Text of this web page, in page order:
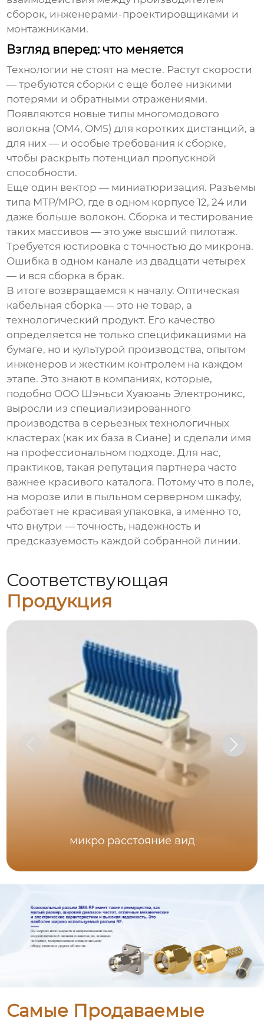
сборок, инженерами-проектировщиками и
монтажниками.
Взгляд вперед: что меняется
Технологии не стоят на месте. Растут скорости
— требуются сборки с еще более низкими
потерями и обратными отражениями.
Появляются новые типы многомодового
волокна (OM4, OM5) для коротких дистанций, а
для них — и особые требования к сборке,
чтобы раскрыть потенциал пропускной
способности.
Еще один вектор — миниатюризация. Разъемы
типа MTP/MPO, где в одном корпусе 12, 24 или
даже больше волокон. Сборка и тестирование
таких массивов — это уже высший пилотаж.
Требуется юстировка с точностью до микрона.
Ошибка в одном канале из двадцати четырех
— и вся сборка в брак.
В итоге возвращаемся к началу. Оптическая
кабельная сборка — это не товар, а
технологический продукт. Его качество
определяется не только спецификациями на
бумаге, но и культурой производства, опытом
инженеров и жестким контролем на каждом
этапе. Это знают в компаниях, которые,
подобно ООО Шэньси Хуаюань Электроникс,
выросли из специализированного
производства в серьезных технологичных
кластерах (как их база в Сиане) и сделали имя
на профессиональном подходе. Для нас,
практиков, такая репутация партнера часто
важнее красивого каталога. Потому что в поле,
на морозе или в пыльном серверном шкафу,
работает не красивая упаковка, а именно то,
что внутри — точность, надежность и
предсказуемость каждой собранной линии.
Соответствующая
Продукция
микро расстояние вид
Самые Продаваемые